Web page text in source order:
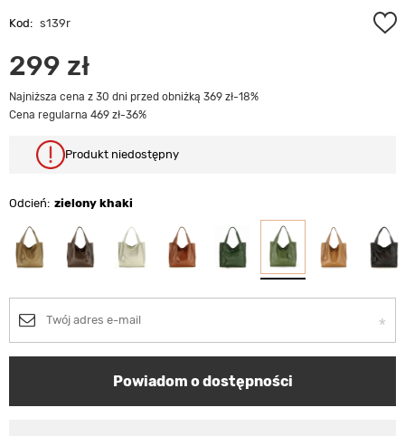
Kod: s139r
299 zł
Najniższa cena z 30 dni przed obniżką 369 zł-18%
Cena regularna 469 zł-36%
Produkt niedostępny
Odcień zielony khaki
Powiadom o dostępności